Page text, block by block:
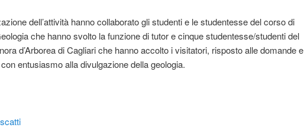
dell’attività hanno collaborato gli studenti e le studentesse del corso di
che hanno svolto la funzione di tutor e cinque studentesse/studenti del
d’Arborea di Cagliari che hanno accolto i visitatori, risposto alle domande e
entusiasmo alla divulgazione della geologia.
scatti